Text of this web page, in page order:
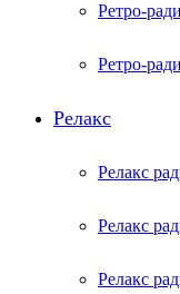
Ретро-
Ретро-
Релакс
Релакс
Релакс
Релакс